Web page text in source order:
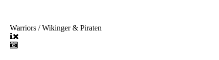
Warriors / Wikinger & Piraten